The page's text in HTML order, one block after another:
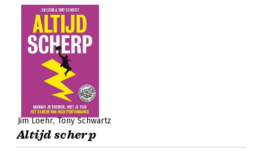
Jim Loehr Tony Schwartz
Altijd scherp